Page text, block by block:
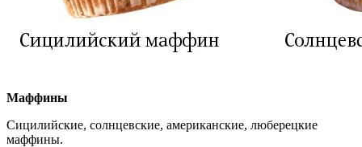
Маффины
Сицилийские, солнцевские, американские, люберецкие
маффины.